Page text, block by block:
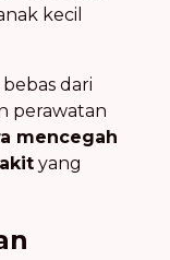
kecil
dari
perawatan
mencegah
yang